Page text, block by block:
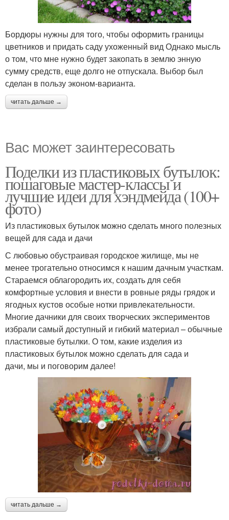
Потенциальные
Бордюры нужны для того, чтобы оформить границы
цветников и придать саду ухоженный вид Однако мысль
о том, что мне нужно будет закопать в землю энную
сумму средств, еще долго не отпускала. Выбор был
сделан в пользу эконом-варианта.
читать дальше →
Вас может заинтересовать
Поделки из пластиковых бутылок:
пошаговые мастер-классы и
лучшие идеи для хэндмейда (100+
фото)
Из пластиковых бутылок можно сделать много полезных
вещей для сада и дачи
С любовью обустраивая городское жилище, мы не
менее трогательно относимся к нашим дачным участкам.
Стараемся облагородить их, создать для себя
комфортные условия и внести в ровные ряды грядок и
ягодных кустов особые нотки привлекательности.
Многие дачники для своих творческих экспериментов
избрали самый доступный и гибкий материал – обычные
пластиковые бутылки. О том, какие изделия из
пластиковых бутылок можно сделать для сада и
дачи, мы и поговорим далее!
читать дальше →